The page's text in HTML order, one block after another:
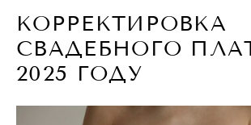
КОРРЕКТИРОВКА
СВАДЕБНОГО
2025 ГОДУ